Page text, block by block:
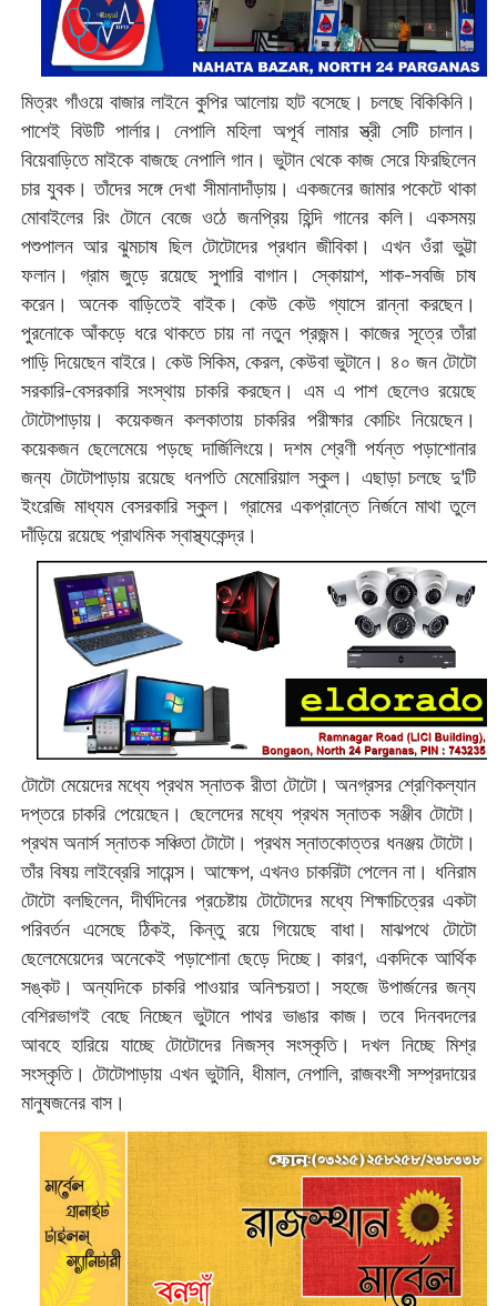
মিত্রং গাঁওয়ে বাজার লাইনে কুপির আলোয় হাট বসেছে। চলছে বিকিকিনি।
পাশেই বিউটি পার্লার। নেপালি মহিলা অপূর্ব লামার স্ত্রী সেটি চালান।
বিয়েবাড়িতে মাইকে বাজছে নেপালি গান। ভুটান থেকে কাজ সেরে ফিরছিলেন
চার যুবক। তাঁদের সঙ্গে দেখা সীমানাদাঁড়ায়। একজনের জামার পকেটে থাকা
মোবাইলের রিং টোনে বেজে ওঠে জনপ্রিয় হিন্দি গানের কলি। একসময়
পশুপালন আর ঝুমচাষ ছিল টোটোদের প্রধান জীবিকা। এখন ওঁরা ভুট্টা
ফলান। গ্রাম জুড়ে রয়েছে সুপারি বাগান। স্কোয়াশ, শাক-সবজি চাষ
করেন। অনেক বাড়িতেই বাইক। কেউ কেউ গ্যাসে রান্না করছেন।
পুরনোকে আঁকড়ে ধরে থাকতে চায় না নতুন প্রজন্ম। কাজের সূত্রে তাঁরা
পাড়ি দিয়েছেন বাইরে। কেউ সিকিম, কেরল, কেউবা ভুটানে। ৪০ জন টোটো
সরকারি-বেসরকারি সংস্থায় চাকরি করছেন। এম এ পাশ ছেলেও রয়েছে
টোটোপাড়ায়। কয়েকজন কলকাতায় চাকরির পরীক্ষার কোচিং নিয়েছেন।
কয়েকজন ছেলেমেয়ে পড়ছে দার্জিলিংয়ে। দশম শ্রেণী পর্যন্ত পড়াশোনার
জন্য টোটোপাড়ায় রয়েছে ধনপতি মেমোরিয়াল স্কুল। এছাড়া চলছে দু'টি
ইংরেজি মাধ্যম বেসরকারি স্কুল। গ্রামের একপ্রান্তে নির্জনে মাথা তুলে
দাঁড়িয়ে রয়েছে প্রাথমিক স্বাস্থ্যকেন্দ্র।
টোটো মেয়েদের মধ্যে প্রথম স্নাতক রীতা টোটো। অনগ্রসর শ্রেণিকল্যান
দপ্তরে চাকরি পেয়েছেন। ছেলেদের মধ্যে প্রথম স্নাতক সঞ্জীব টোটো।
প্রথম অনার্স স্নাতক সঞ্চিতা টোটো। প্রথম স্নাতকোত্তর ধনঞ্জয় টোটো।
তাঁর বিষয় লাইব্রেরি সায়েন্স। আক্ষেপ, এখনও চাকরিটা পেলেন না। ধনিরাম
টোটো বলছিলেন, দীর্ঘদিনের প্রচেষ্টায় টোটোদের মধ্যে শিক্ষাচিত্রের একটা
পরিবর্তন এসেছে ঠিকই, কিন্তু রয়ে গিয়েছে বাধা। মাঝপথে টোটো
ছেলেমেয়েদের অনেকেই পড়াশোনা ছেড়ে দিচ্ছে। কারণ, একদিকে আর্থিক
সঙ্কট। অন্যদিকে চাকরি পাওয়ার অনিশ্চয়তা। সহজে উপার্জনের জন্য
বেশিরভাগই বেছে নিচ্ছেন ভুটানে পাথর ভাঙার কাজ। তবে দিনবদলের
আবহে হারিয়ে যাচ্ছে টোটোদের নিজস্ব সংস্কৃতি। দখল নিচ্ছে মিশ্র
সংস্কৃতি। টোটোপাড়ায় এখন ভুটানি, ধীমাল, নেপালি, রাজবংশী সম্প্রদায়ের
মানুষজনের বাস।